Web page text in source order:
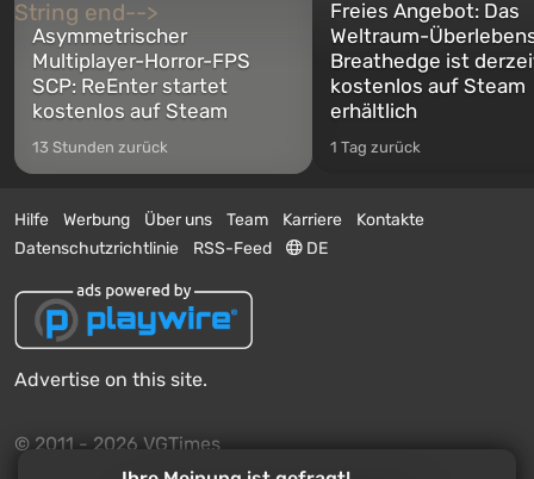
Asymmetrischer
Multiplayer-Horror-FPS
SCP: ReEnter startet
kostenlos auf Steam
13 Stunden zurück
Freies Angebot: Das
Weltraum-
Breathedge ist
kostenlos auf Steam
erhältlich
1 Tag zurück
Hilfe Werbung Über uns Team Karriere
Kontakte
Datenschutzrichtlinie
RSS-Feed DE
Advertise on this site.
© 2011 - 2026 VGTimes